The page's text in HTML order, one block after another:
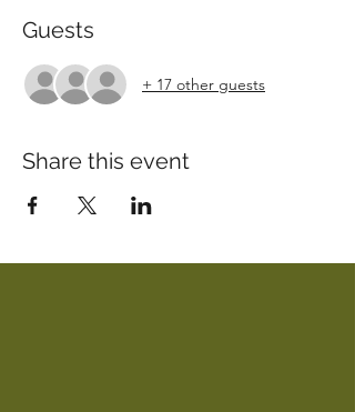
Guests
+ 17 other guests
Share this event